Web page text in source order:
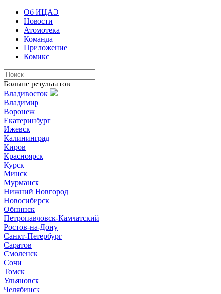
Об ИЦАЭ
Новости
Атомотека
Команда
Приложение
Комикс
Больше результатов
Владивосток
Владимир
Воронеж
Екатеринбург
Ижевск
Калининград
Киров
Красноярск
Курск
Минск
Мурманск
Нижний Новгород
Новосибирск
Обнинск
Петропавловск-Камчатский
Ростов-на-Дону
Санкт-Петербург
Саратов
Смоленск
Сочи
Томск
Ульяновск
Челябинск